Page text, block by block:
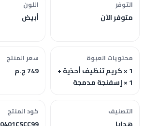
سريع الجفاف ولا يحتاج